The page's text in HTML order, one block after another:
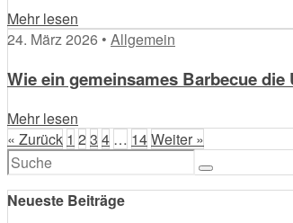
Mehr lesen
24. März 2026 • Allgemein
Wie ein gemeinsames Barbecue
Mehr lesen
« Zurück 1 2 3 4 … 14Weiter »
Suchen
nach:
Neueste Beiträge